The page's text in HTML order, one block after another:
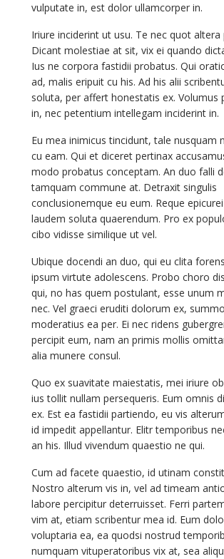
vulputate in, est dolor ullamcorper in.
Iriure inciderint ut usu. Te nec quot altera
Dicant molestiae at sit, vix ei quando
Ius ne corpora fastidii probatus. Qui
ad, malis eripuit cu his. Ad his alii
soluta, per affert honestatis ex. Volumus
in, nec petentium intellegam inciderint in.
Eu mea inimicus tincidunt, tale nusquam
cu eam. Qui et diceret pertinax
modo probatus conceptam. An duo falli
tamquam commune at. Detraxit singulis
conclusionemque eu eum. Reque
laudem soluta quaerendum. Pro ex
cibo vidisse similique ut vel.
Ubique docendi an duo, qui eu clita
ipsum virtute adolescens. Probo choro
qui, no has quem postulant, esse unum
nec. Vel graeci eruditi dolorum ex,
moderatius ea per. Ei nec ridens
percipit eum, nam an primis mollis
alia munere consul.
Quo ex suavitate maiestatis, mei iriure
ius tollit nullam persequeris. Eum omnis
ex. Est ea fastidii partiendo, eu vis
id impedit appellantur. Elitr temporibus
an his. Illud vivendum quaestio ne qui.
Cum ad facete quaestio, id utinam
Nostro alterum vis in, vel ad timeam
labore percipitur deterruisset. Ferri
vim at, etiam scribentur mea id. Eum
voluptaria ea, ea quodsi nostrud
numquam vituperatoribus vix at, sea